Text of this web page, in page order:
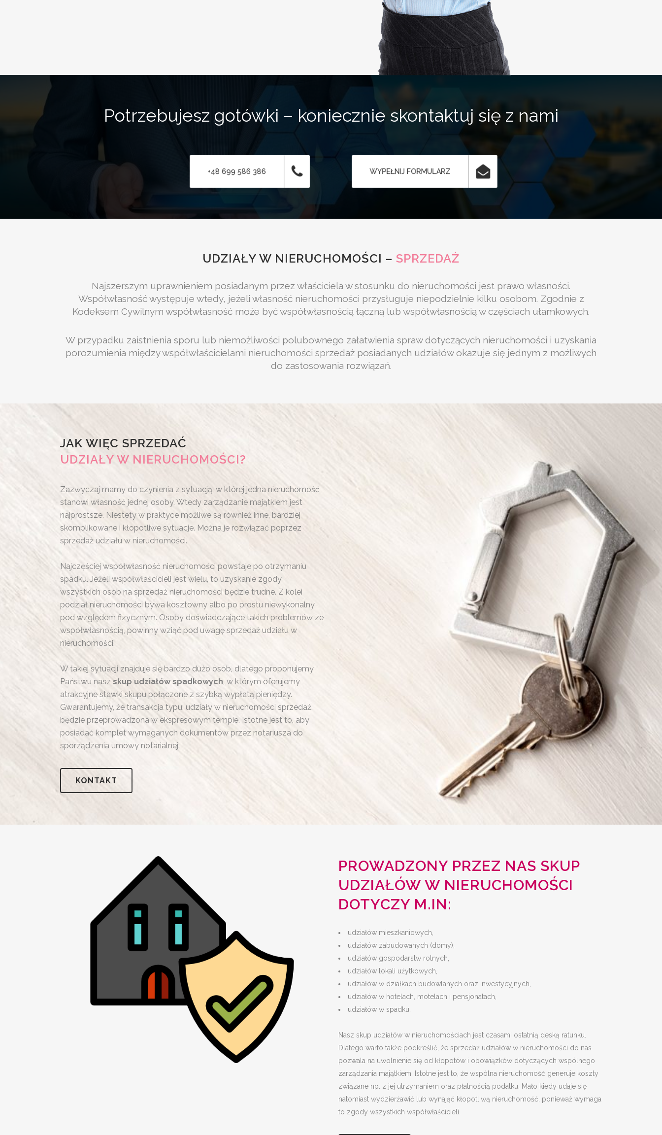
Potrzebujesz gotówki – koniecznie skontaktuj się z nami
+48 699 586 386 WYPEŁNIJ FORMULARZ
UDZIAŁY W NIERUCHOMOŚCI – SPRZEDAŻ
Najszerszym uprawnieniem posiadanym przez właściciela w stosunku do nieruchomości jest prawo własności.
Współwłasność występuje wtedy, jeżeli własność nieruchomości przysługuje niepodzielnie kilku osobom. Zgodnie z
Kodeksem Cywilnym współwłasność może być współwłasnością łączną lub współwłasnością w częściach ułamkowych.
W przypadku zaistnienia sporu lub niemożliwości polubownego załatwienia spraw dotyczących nieruchomości i uzyskania
porozumienia między współwłaścicielami nieruchomości sprzedaż posiadanych udziałów okazuje się jednym z możliwych
do zastosowania rozwiązań.
JAK WIĘC SPRZEDAĆ
UDZIAŁY W NIERUCHOMOŚCI?
Zazwyczaj mamy do czynienia z sytuacją, w której jedna nieruchomość
stanowi własność jednej osoby. Wtedy zarządzanie majątkiem jest
najprostsze. Niestety w praktyce możliwe są również inne, bardziej
skomplikowane i kłopotliwe sytuacje. Można je rozwiązać poprzez
sprzedaż udziału w nieruchomości.
Najczęściej współwłasność nieruchomości powstaje po otrzymaniu
spadku. Jeżeli współwłaścicieli jest wielu, to uzyskanie zgody
wszystkich osób na sprzedaż nieruchomości będzie trudne. Z kolei
podział nieruchomości bywa kosztowny albo po prostu niewykonalny
pod względem fizycznym. Osoby doświadczające takich problemów ze
współwłasnością, powinny wziąć pod uwagę sprzedaż udziału w
nieruchomości.
W takiej sytuacji znajduje się bardzo dużo osób, dlatego proponujemy
Państwu nasz skup udziałów spadkowych, w którym oferujemy
atrakcyjne stawki skupu połączone z szybką wypłatą pieniędzy.
Gwarantujemy, że transakcja typu: udziały w nieruchomości sprzedaż,
będzie przeprowadzona w ekspresowym tempie. Istotne jest to, aby
posiadać komplet wymaganych dokumentów przez notariusza do
sporządzenia umowy notarialnej.
KONTAKT
PROWADZONY PRZEZ NAS SKUP
UDZIAŁÓW W NIERUCHOMOŚCI
DOTYCZY M.IN:
udziałów mieszkaniowych,
udziałów zabudowanych (domy),
udziałów gospodarstw rolnych,
udziałów lokali użytkowych,
udziałów w działkach budowlanych oraz inwestycyjnych,
udziałów w hotelach, motelach i pensjonatach,
udziałów w spadku.
Nasz skup udziałów w nieruchomościach jest czasami ostatnią deską ratunku.
Dlatego warto także podkreślić, że sprzedaż udziałów w nieruchomości do nas
pozwala na uwolnienie się od kłopotów i obowiązków dotyczących wspólnego
zarządzania majątkiem. Istotne jest to, że wspólna nieruchomość generuje koszty
związane np. z jej utrzymaniem oraz płatnością podatku. Mało kiedy udaje się
natomiast wydzierżawić lub wynająć kłopotliwą nieruchomość, ponieważ wymaga
to zgody wszystkich współwłaścicieli.